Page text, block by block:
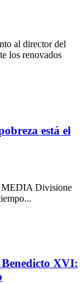
al director del
los renovados
está el
MEDIA Divisione
Benedicto XVI: